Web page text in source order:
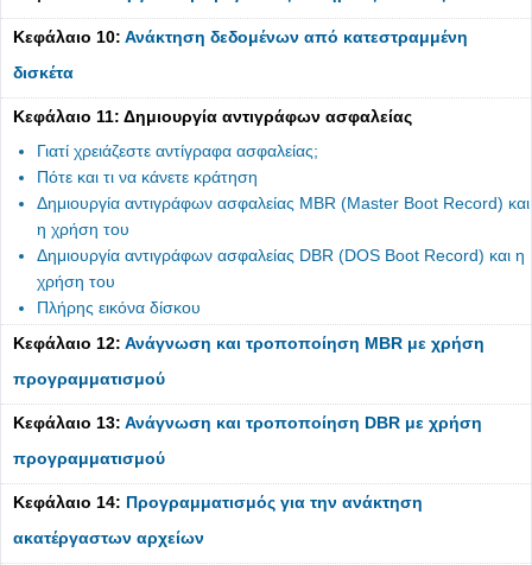
Κεφάλαιο 10: Ανάκτηση δεδομένων από κατεστραμμένη
δισκέτα
Κεφάλαιο 11: Δημιουργία αντιγράφων ασφαλείας
Γιατί χρειάζεστε αντίγραφα ασφαλείας;
Πότε και τι να κάνετε κράτηση
Δημιουργία αντιγράφων ασφαλείας MBR (Master Boot Record) και
η χρήση του
Δημιουργία αντιγράφων ασφαλείας DBR (DOS Boot Record) και η
χρήση του
Πλήρης εικόνα δίσκου
Κεφάλαιο 12: Ανάγνωση και τροποποίηση MBR με χρήση
προγραμματισμού
Κεφάλαιο 13: Ανάγνωση και τροποποίηση DBR με χρήση
προγραμματισμού
Κεφάλαιο 14: Προγραμματισμός για την ανάκτηση
ακατέργαστων αρχείων